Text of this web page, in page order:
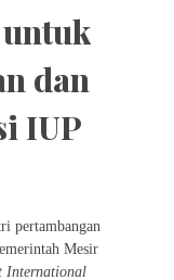
untuk
dan
IUP
pertambangan
Mesir
International